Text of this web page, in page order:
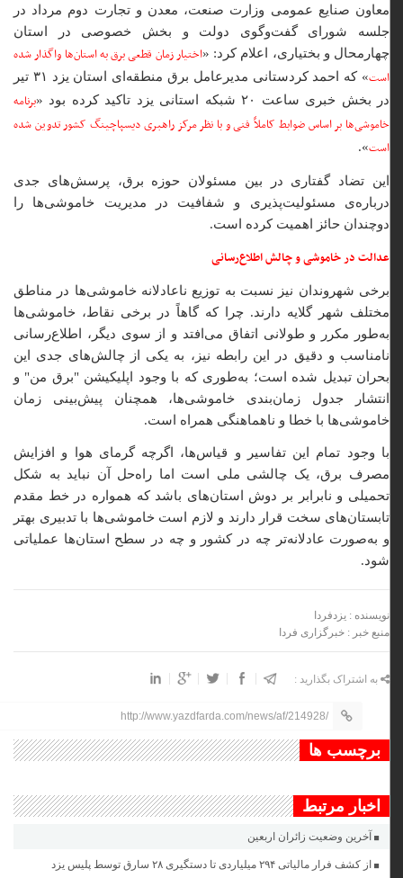
معاون صنایع عمومی وزارت صنعت، معدن و تجارت دوم مرداد در
جلسه شورای گفت‌وگوی دولت و بخش خصوصی در استان
چهارمحال و بختیاری، اعلام کرد: «اختیار زمان قطعی برق به استان‌ها واگذار شده
است
» که احمد کردستانی مدیرعامل برق منطقه‌ای استان یزد ۳۱ تیر
در بخش خبری ساعت ۲۰ شبکه استانی یزد تاکید کرده بود «
برنامه
خاموشی‌ها بر اساس ضوابط کاملاً فنی و با نظر مرکز راهبری دیسپاچینگ کشور تدوین شده
است».
این تضاد گفتاری در بین مسئولان حوزه برق، پرسش‌های جدی
درباره‌ی مسئولیت‌پذیری و شفافیت در مدیریت خاموشی‌ها را
دوچندان حائز اهمیت کرده است.
عدالت در خاموشی و چالش اطلاع‌رسانی
برخی شهروندان نیز نسبت به توزیع ناعادلانه خاموشی‌ها در مناطق
مختلف شهر گلایه دارند. چرا که گاهاً در برخی نقاط، خاموشی‌ها
به‌طور مکرر و طولانی اتفاق می‌افتد و از سوی دیگر، اطلاع‌رسانی
نامناسب و دقیق در این رابطه نیز، به یکی از چالش‌های جدی این
بحران تبدیل شده است؛ به‌طوری که با وجود اپلیکیشن‌ "برق من" و
انتشار جدول زمان‌بندی خاموشی‌ها، همچنان پیش‌بینی زمان
خاموشی‌ها با خطا و ناهماهنگی همراه است.
با وجود تمام این تفاسیر و قیاس‌ها، اگرچه گرمای هوا و افزایش
مصرف برق، یک چالشی ملی است اما راه‌حل آن نباید به شکل
تحمیلی و نابرابر بر دوش استان‌های باشد که همواره در خط مقدم
تابستان‌های سخت قرار دارند و لازم است خاموشی‌ها با تدبیری بهتر
و به‌صورت عادلانه‌تر چه در کشور و چه در سطح استان‌ها عملیاتی
شود.
نویسنده : یزدفردا
منبع خبر : خبرگزاری فردا
به اشتراک بگذارید :
http://www.yazdfarda.com/news/af/214928/
برچسب ها
اخبار مرتبط
آخرین وضعیت زائران اربعین
از کشف فرار مالیاتی ۲۹۴ میلیاردی تا دستگیری ۲۸ سارق توسط پلیس یزد